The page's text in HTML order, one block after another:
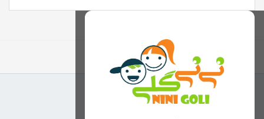
برگشت به بالا
منوی وب‌سایت